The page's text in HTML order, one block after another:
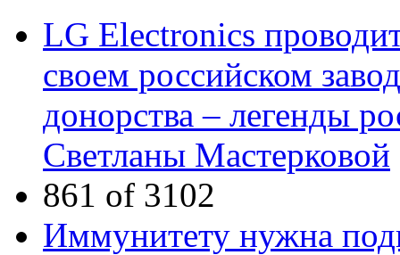
LG Electronics
своем российском
донорства – легенды
Светланы Мастерковой
861 of 3102
Иммунитету нужна